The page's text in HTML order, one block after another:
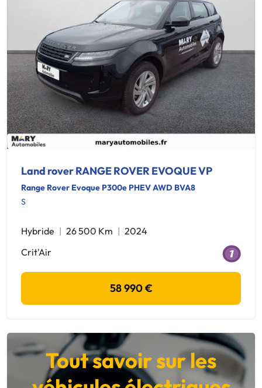
Land rover RANGE ROVER EVOQUE VP
Range Rover Evoque P300e PHEV AWD BVA8
S
Hybride 26 500 Km
2024
Crit'Air
58 990 €
Tout savoir sur les